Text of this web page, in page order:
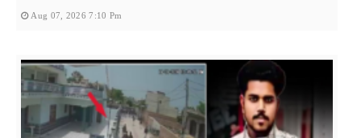
Aug 07, 2026 7:10 Pm